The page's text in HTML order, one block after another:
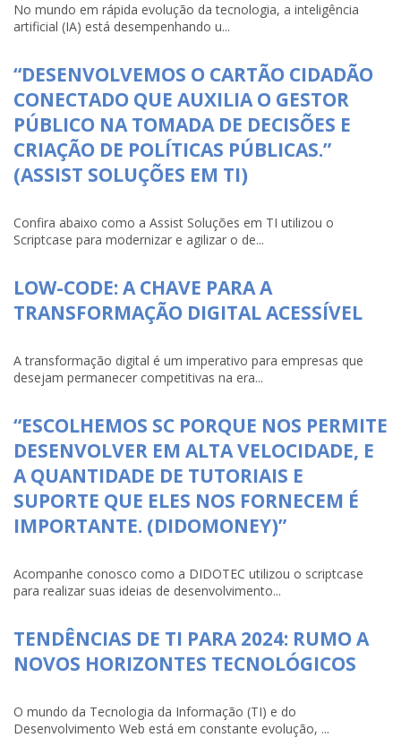
No mundo em rápida evolução da tecnologia, a inteligência
artificial (IA) está desempenhando u...
“DESENVOLVEMOS O CARTÃO CIDADÃO
CONECTADO QUE AUXILIA O GESTOR
PÚBLICO NA TOMADA DE DECISÕES E
CRIAÇÃO DE POLÍTICAS PÚBLICAS.”
(ASSIST SOLUÇÕES EM TI)
Confira abaixo como a Assist Soluções em TI utilizou o
Scriptcase para modernizar e agilizar o de...
LOW-CODE: A CHAVE PARA A
TRANSFORMAÇÃO DIGITAL ACESSÍVEL
A transformação digital é um imperativo para empresas que
desejam permanecer competitivas na era...
“ESCOLHEMOS SC PORQUE NOS PERMITE
DESENVOLVER EM ALTA VELOCIDADE, E
A QUANTIDADE DE TUTORIAIS E
SUPORTE QUE ELES NOS FORNECEM É
IMPORTANTE. (DIDOMONEY)”
Acompanhe conosco como a DIDOTEC utilizou o scriptcase
para realizar suas ideias de desenvolvimento...
TENDÊNCIAS DE TI PARA 2024: RUMO A
NOVOS HORIZONTES TECNOLÓGICOS
O mundo da Tecnologia da Informação (TI) e do
Desenvolvimento Web está em constante evolução, ...